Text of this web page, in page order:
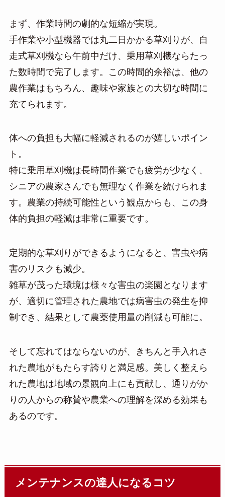
まず、作業時間の劇的な短縮が実現。
手作業や小型機器では丸二日かかる草刈りが、自
走式草刈機なら午前中だけ、乗用草刈機ならたっ
た数時間で完了します。この時間的余裕は、他の
農作業はもちろん、趣味や家族との大切な時間に
充てられます。
体への負担も大幅に軽減されるのが嬉しいポイン
ト。
特に乗用草刈機は長時間作業でも疲労が少なく、
シニアの農家さんでも無理なく作業を続けられま
す。農業の持続可能性という観点からも、この身
体的負担の軽減は非常に重要です。
定期的な草刈りができるようになると、害虫や病
害のリスクも減少。
雑草が茂った環境は様々な害虫の楽園となります
が、適切に管理された農地では病害虫の発生を抑
制でき、結果として農薬使用量の削減も可能に。
そして忘れてはならないのが、きちんと手入れさ
れた農地がもたらす誇りと満足感。美しく整えら
れた農地は地域の景観向上にも貢献し、通りがか
りの人からの称賛や農業への理解を深める効果も
あるのです。
メンテナンスの達人になるコツ